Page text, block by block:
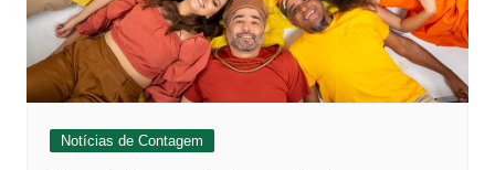
Notícias de Contagem